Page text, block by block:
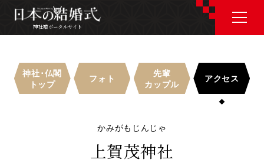
神社婚ポータルサイト
神社婚ポータルサイト
神社･仏閣
トップ
フォト
先輩
カップル
アクセス
かみがもじんじゃ
上賀茂神社